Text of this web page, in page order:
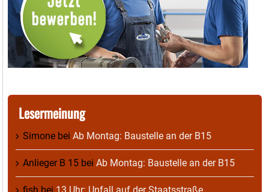
Lesermeinung
Simone bei Ab Montag: Baustelle an der B15
Anlieger B 15 bei Ab Montag: Baustelle an der B15